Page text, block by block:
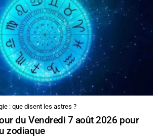
: que disent les astres ?
du Vendredi 7 août 2026 pour
zodiaque